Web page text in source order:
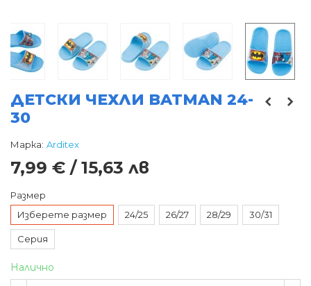
ДЕТСКИ ЧЕХЛИ BATMAN 24-
30
Марка: Arditex
7,99 € / 15,63 лв
Размер
Изберете размер
24/25 26/27 28/29 30/31
Серия
Налично